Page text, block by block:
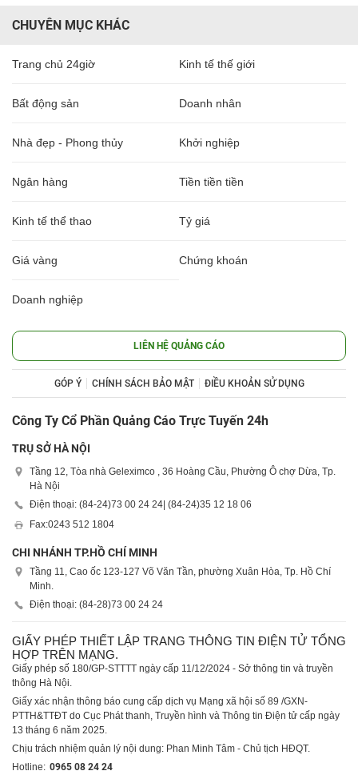
CHUYÊN MỤC KHÁC
Trang chủ 24giờ Kinh tế thế giới
Bất động sản Doanh nhân
Nhà đẹp - Phong thủy Khởi nghiệp
Ngân hàng Tiền tiền tiền
Kinh tế thể thao Tỷ giá
Giá vàng Chứng khoán
Doanh nghiệp
LIÊN HỆ QUẢNG CÁO
GÓP Ý CHÍNH SÁCH BẢO MẬT ĐIỀU KHOẢN SỬ DỤNG
Công Ty Cổ Phần Quảng Cáo Trực Tuyến 24h
TRỤ SỞ HÀ NỘI
Tầng 12, Tòa nhà Geleximco , 36 Hoàng Cầu, Phường Ô chợ Dừa, Tp.
Hà Nội
Điện thoại: (84-24)73 00 24 24| (84-24)35 12 18 06
Fax:0243 512 1804
CHI NHÁNH TP.HỒ CHÍ MINH
Tầng 11, Cao ốc 123-127 Võ Văn Tần, phường Xuân Hòa, Tp. Hồ Chí
Minh.
Điện thoại: (84-28)73 00 24 24
GIẤY PHÉP THIẾT LẬP TRANG THÔNG TIN ĐIỆN TỬ TỔNG
HỢP TRÊN MẠNG.
Giấy phép số 180/GP-STTTT ngày cấp 11/12/2024 - Sở thông tin và truyền
thông Hà Nội.
Giấy xác nhận thông báo cung cấp dịch vụ Mạng xã hội số 89 /GXN-
PTTH&TTĐT do Cục Phát thanh, Truyền hình và Thông tin Điện tử cấp ngày
13 tháng 6 năm 2025.
Chịu trách nhiệm quản lý nội dung: Phan Minh Tâm - Chủ tịch HĐQT.
Hotline: 0965 08 24 24